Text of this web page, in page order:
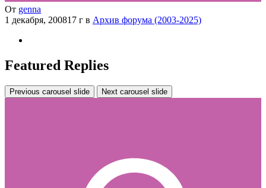
От genna
1 декабря, 200817 г в Архив форума (2003-2025)
Featured Replies
Previous carousel slide Next carousel slide